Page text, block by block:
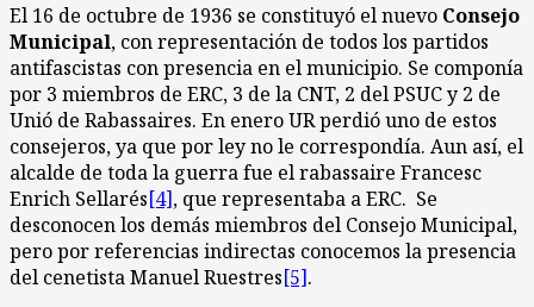
El 16 de octubre de 1936 se constituyó el nuevo Consejo
Municipal, con representación de todos los partidos
antifascistas con presencia en el municipio. Se componía
por 3 miembros de ERC, 3 de la CNT, 2 del PSUC y 2 de
Unió de Rabassaires. En enero UR perdió uno de estos
consejeros, ya que por ley no le correspondía. Aun así, el
alcalde de toda la guerra fue el rabassaire Francesc
Enrich Sellarés[4], que representaba a ERC. Se
desconocen los demás miembros del Consejo Municipal,
pero por referencias indirectas conocemos la presencia
del cenetista Manuel Ruestres[5].